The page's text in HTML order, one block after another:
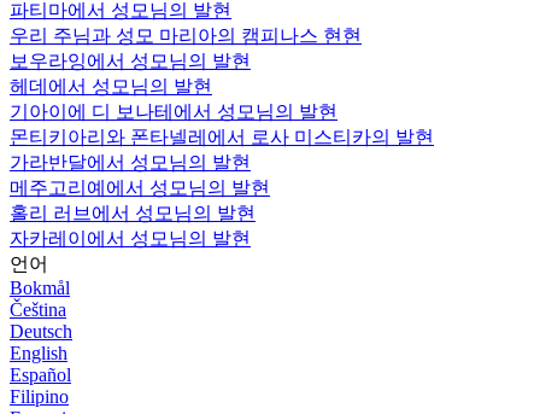
파티마에서 성모님의 발현
우리 주님과 성모 마리아의 캠피나스 현현
보우라잉에서 성모님의 발현
헤데에서 성모님의 발현
기아이에 디 보나테에서 성모님의 발현
몬티키아리와 폰타넬레에서 로사 미스티카의 발현
가라반달에서 성모님의 발현
메주고리예에서 성모님의 발현
홀리 러브에서 성모님의 발현
자카레이에서 성모님의 발현
언어
Bokmål
Čeština
Deutsch
English
Español
Filipino